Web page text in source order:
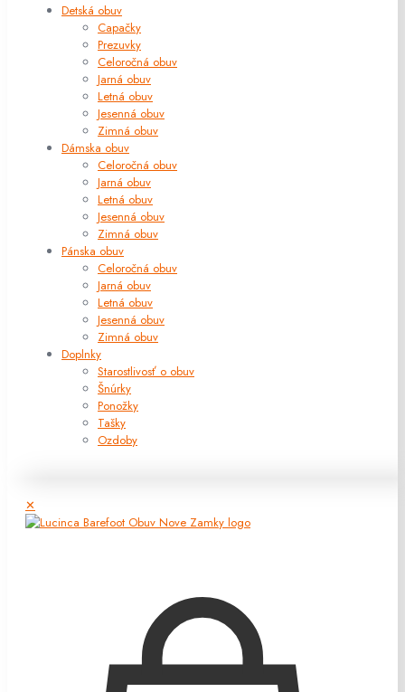
Detská obuv
Capačky
Prezuvky
Celoročná obuv
Jarná obuv
Letná obuv
Jesenná obuv
Zimná obuv
Dámska obuv
Celoročná obuv
Jarná obuv
Letná obuv
Jesenná obuv
Zimná obuv
Pánska obuv
Celoročná obuv
Jarná obuv
Letná obuv
Jesenná obuv
Zimná obuv
Doplnky
Starostlivosť o obuv
Šnúrky
Ponožky
Tašky
Ozdoby
✕